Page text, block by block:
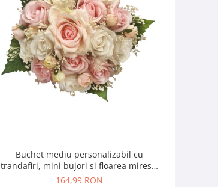
Buchet mediu personalizabil cu
trandafiri, mini bujori si floarea miresei
(Alb, Roz)
164,99 RON